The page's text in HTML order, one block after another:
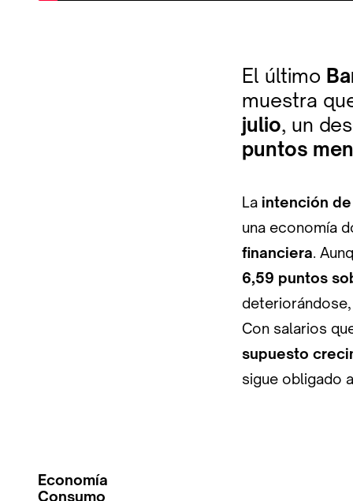
El último
muestra
julio, un
puntos
La intención
una economía
financiera.
6,59 puntos
Con salarios
supuesto
sigue obligado
Economía
Consumo